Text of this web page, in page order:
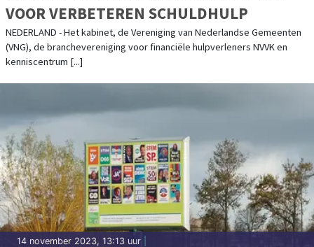
VOOR VERBETEREN SCHULDHULP
NEDERLAND - Het kabinet, de Vereniging van Nederlandse Gemeenten
(VNG), de branchevereniging voor financiële hulpverleners NVVK en
kenniscentrum [...]
14 november 2023, 13:13 uur